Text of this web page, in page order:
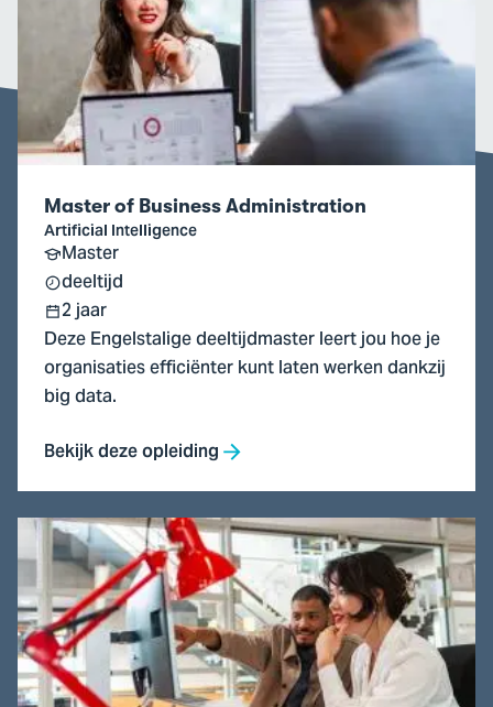
Administration
Master of Business Administration
Artificial Intelligence
Master
deeltijd
2 jaar
Deze Engelstalige deeltijdmaster leert jou hoe je
organisaties efficiënter kunt laten werken dankzij
big data.
Bekijk deze opleiding
Ga
naar
Master
of
Business
Administration